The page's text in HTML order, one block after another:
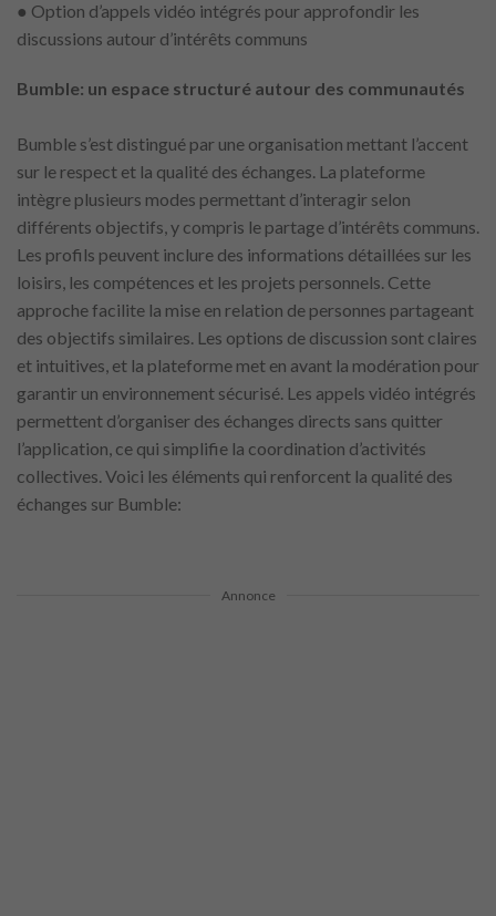
● Option d’appels vidéo intégrés pour approfondir les
discussions autour d’intérêts communs
Bumble: un espace structuré autour des communautés
Bumble s’est distingué par une organisation mettant l’accent
sur le respect et la qualité des échanges. La plateforme
intègre plusieurs modes permettant d’interagir selon
différents objectifs, y compris le partage d’intérêts communs.
Les profils peuvent inclure des informations détaillées sur les
loisirs, les compétences et les projets personnels. Cette
approche facilite la mise en relation de personnes partageant
des objectifs similaires. Les options de discussion sont claires
et intuitives, et la plateforme met en avant la modération pour
garantir un environnement sécurisé. Les appels vidéo intégrés
permettent d’organiser des échanges directs sans quitter
l’application, ce qui simplifie la coordination d’activités
collectives. Voici les éléments qui renforcent la qualité des
échanges sur Bumble:
Annonce